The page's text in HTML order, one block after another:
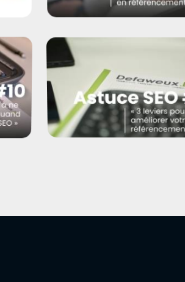
3 petites choses qu’on oublie
souvent en référencement